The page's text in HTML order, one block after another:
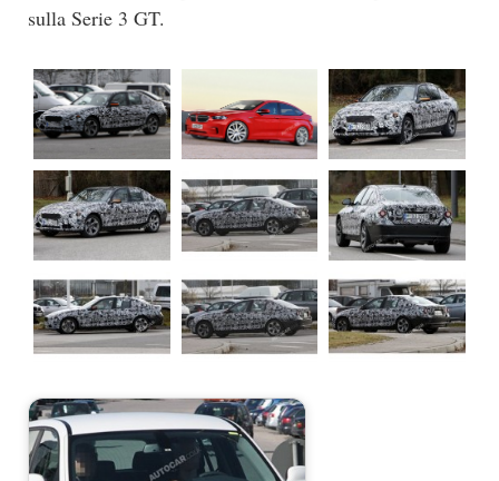
sulla Serie 3 GT.